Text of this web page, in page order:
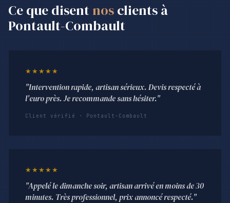
Ce que disent nosclients à
Pontault-Combault
★★★★★
"Intervention rapide, artisan sérieux. Devis respecté à
l'euro près. Je recommande sans hésiter."
Client vérifié · Pontault-Combault
★★★★★
"Appelé le dimanche soir, artisan arrivé en moins de 30
minutes. Très professionnel, prix annoncé respecté."